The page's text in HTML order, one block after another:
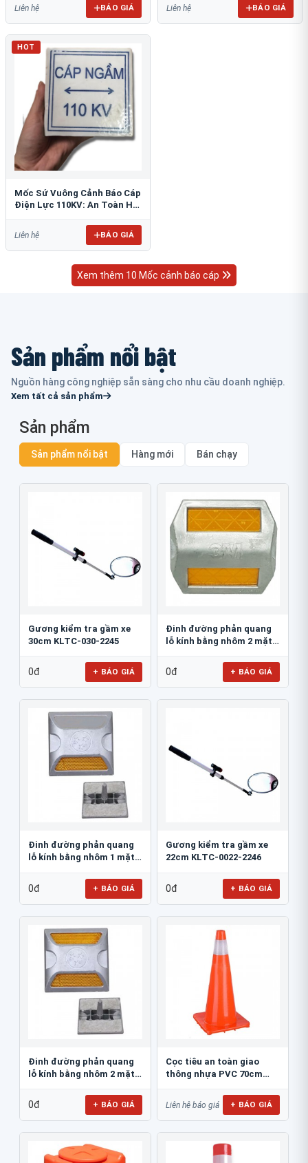
Liên hệ BÁO GIÁ Liên hệ BÁO GIÁ
HOT
Mốc Sứ Vuông Cảnh Báo Cáp
Điện Lực 110KV: An Toàn Hệ
Liên hệ BÁO GIÁ
Xem thêm 10 Mốc cảnh báo cáp
Sản phẩm nổi bật
Nguồn hàng công nghiệp sẵn sàng cho nhu cầu doanh nghiệp.
Xem tất cả sản phẩm
Sản phẩm
Sản phẩm nổi bật Hàng mới Bán chạy
Gương kiểm tra gầm xe
30cm KLTC-030-2245
0đ + BÁO GIÁ
Đinh đường phản quang
lỗ kính bằng nhôm 2 mặt
0đ + BÁO GIÁ
Đinh đường phản quang
lỗ kính bằng nhôm 1 mặt
0đ + BÁO GIÁ
Gương kiểm tra gầm xe
22cm KLTC-0022-2246
0đ + BÁO GIÁ
Đinh đường phản quang
lỗ kính bằng nhôm 2 mặt
0đ + BÁO GIÁ
Cọc tiêu an toàn giao
thông nhựa PVC 70cm
Liên hệ báo giá + BÁO GIÁ